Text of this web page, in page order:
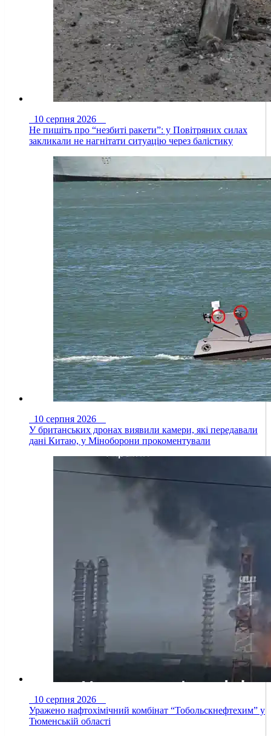
10 серпня 2026
Не пишіть про “незбиті ракети”: у Повітряних силах
закликали не нагнітати ситуацію через балістику
10 серпня 2026
У британських дронах виявили камери, які передавали
дані Китаю, у Міноборони прокоментували
10 серпня 2026
Уражено нафтохімічний комбінат “Тобольскнефтехим” у
Тюменській області